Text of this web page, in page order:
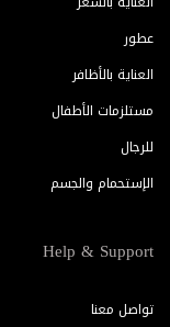
عطور
العناية بالأظافر
مستلزمات الأطفال
للرجال
الإستحمام والجسم
Help & Support
تواصل معنا